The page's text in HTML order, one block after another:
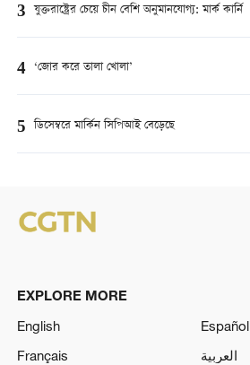
3 যুক্তরাষ্ট্রের চেয়ে চীন বেশি অনুমানযোগ্য: মার্ক কার্নি
4 ‘জোর করে তালা খোলা’
5 ডিসেম্বরে মার্কিন সিপিআই বেড়েছে
EXPLORE MORE
English
Español
Français
العربية